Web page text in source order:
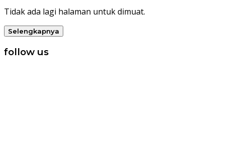
Tidak ada lagi halaman untuk dimuat.
Selengkapnya
follow us